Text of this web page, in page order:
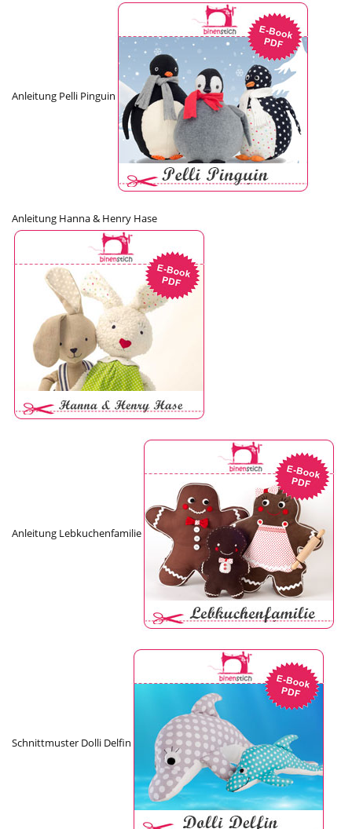
Anleitung Pelli Pinguin
Anleitung Hanna & Henry Hase
Anleitung Lebkuchenfamilie
Schnittmuster Dolli Delfin